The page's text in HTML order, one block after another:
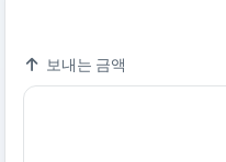
보내는 금액